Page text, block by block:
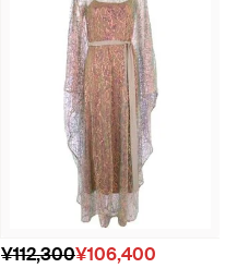
¥112,300¥106,400